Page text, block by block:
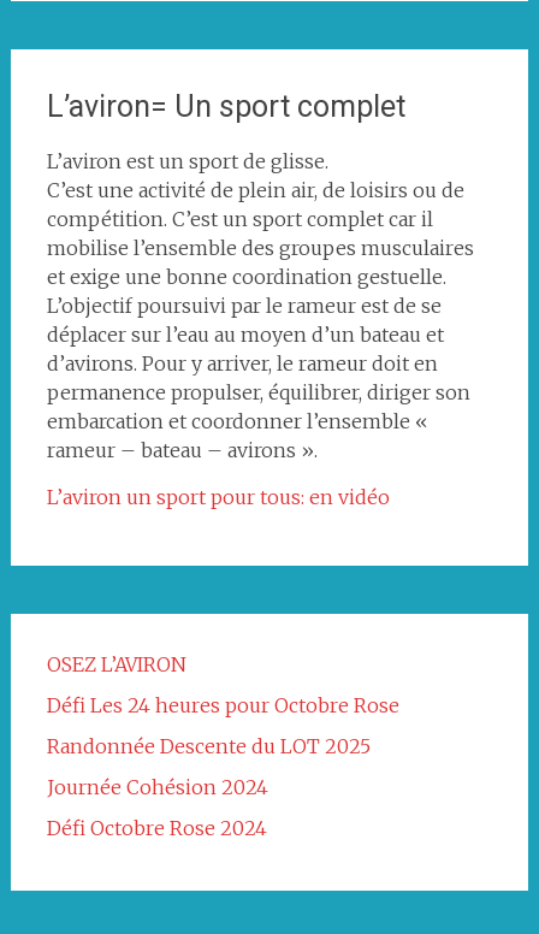
L’aviron= Un sport complet
L’aviron est un sport de glisse.
C’est une activité de plein air, de loisirs ou de
compétition. C’est un sport complet car il
mobilise l’ensemble des groupes musculaires
et exige une bonne coordination gestuelle.
L’objectif poursuivi par le rameur est de se
déplacer sur l’eau au moyen d’un bateau et
d’avirons. Pour y arriver, le rameur doit en
permanence propulser, équilibrer, diriger son
embarcation et coordonner l’ensemble «
rameur – bateau – avirons ».
L’aviron un sport pour tous: en vidéo
OSEZ L’AVIRON
Défi Les 24 heures pour Octobre Rose
Randonnée Descente du LOT 2025
Journée Cohésion 2024
Défi Octobre Rose 2024